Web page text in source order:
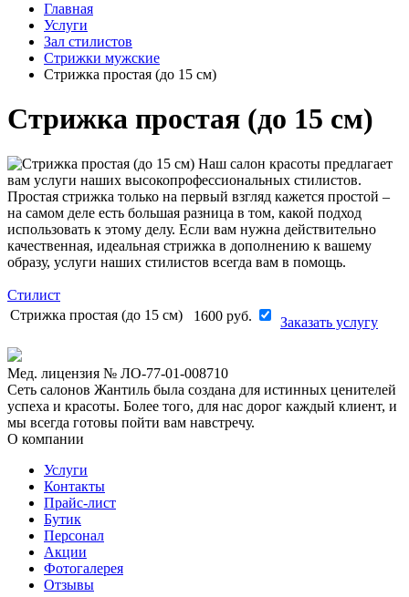
Главная
Услуги
Зал стилистов
Стрижки мужские
Стрижка простая (до 15 см)
Стрижка простая (до 15 см)
Наш салон красоты предлагает
вам услуги наших высокопрофессиональных стилистов.
Простая стрижка только на первый взгляд кажется простой –
на самом деле есть большая разница в том, какой подход
использовать к этому делу. Если вам нужна действительно
качественная, идеальная стрижка в дополнению к вашему
образу, услуги наших стилистов всегда вам в помощь.
Стилист
Стрижка простая (до 15 см)
1600 руб. Заказать услугу
Мед. лицензия № ЛО-77-01-008710
Сеть салонов Жантиль была создана для истинных ценителей
успеха и красоты. Более того, для нас дорог каждый клиент, и
мы всегда готовы пойти вам навстречу.
О компании
Услуги
Контакты
Прайс-лист
Бутик
Персонал
Акции
Фотогалерея
Отзывы